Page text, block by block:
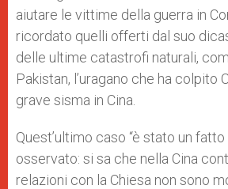
aiutare le vittime della guerra in
ricordato quelli offerti dal suo
delle ultime catastrofi naturali,
Pakistan, l’uragano che ha colpito
grave sisma in Cina.
Quest’ultimo caso “è stato un fatto
osservato: si sa che nella Cina
relazioni con la Chiesa non sono